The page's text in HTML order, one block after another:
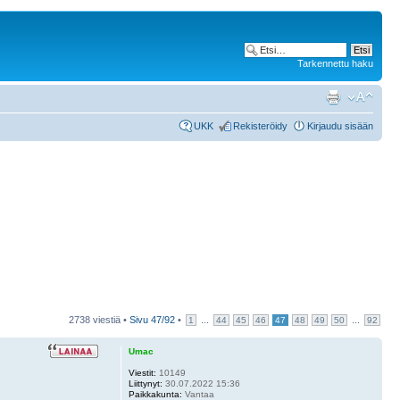
Tarkennettu haku
UKK Rekisteröidy Kirjaudu sisään
2738 viestiä • Sivu 47/92 • 1 44 45 46 47 48 49 50 92
Umac
Viestit: 10149
Liittynyt: 30.07.2022 15:36
Paikkakunta: Vantaa